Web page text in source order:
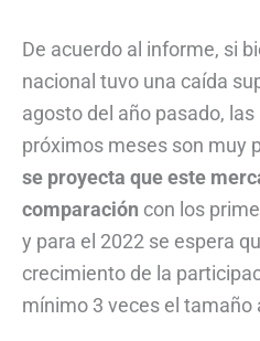
De acuerdo al informe, si
nacional tuvo una caída
agosto del año pasado,
próximos meses son muy
se proyecta que este
comparación con los
y para el 2022 se espera
crecimiento de la
mínimo 3 veces el tamaño